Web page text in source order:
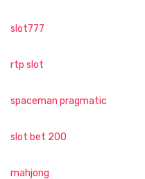
slot777
rtp slot
spaceman pragmatic
slot bet 200
mahjong